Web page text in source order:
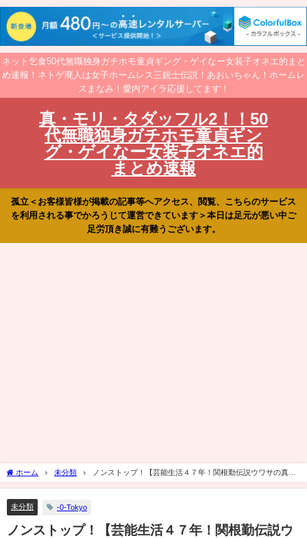
ネット乞食50代無職独身ガチホモ童貞ギング・ゲイなー女装子オネエ的まと
め速報！ネトゲ廃人は女子ホームレス三銃士伝説！あおいちゃん！ホームレ
スまなみ！愛内アイラ応援してます！
真・モリ・タダッフル2！！50
代無職独身ガチホモ童貞ギン
グ・ゲイなー女装子オネエ的
まとめ速報
孤立＜お客様皆様が掲載の記事等へアクセス、閲覧、こちらのサービス
を利用される事でかろうじて運営できています＞本日は足元が悪い中ご
足労頂き誠に有難うございます。
ホーム 未分類
ノンストップ！【芸能生活４７年！関根勤伝説ウワサの真偽
▽行きつけ！小沢真珠】[字][デ]…の番組内容解析まとめ
未分類 -0-Tokyo
ノンストップ！【芸能生活４７年！関根勤伝説ウ